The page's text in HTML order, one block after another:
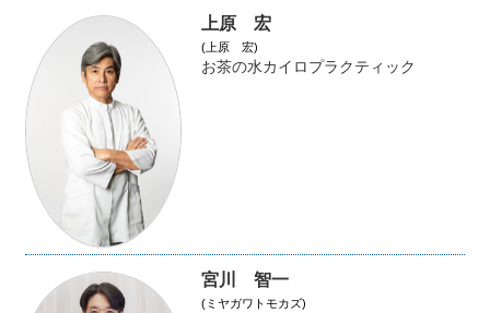
上原 宏
(上原 宏)
お茶の水カイロプラクティック
宮川 智一
(ミヤガワトモカズ)